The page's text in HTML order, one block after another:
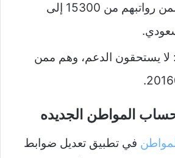
الفئة الرابعة: ممن رواتبهم من 15300 إلى
لا يستحقون الدعم، وهم ممن
المواطن الجديده
في تطبيق تعديل ضوابط